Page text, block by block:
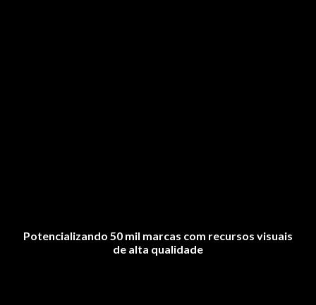
Potencializando 50 mil marcas com recursos visuais
de alta qualidade